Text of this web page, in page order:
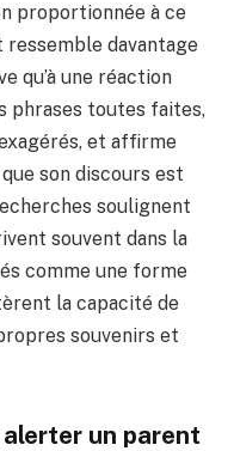
proportionnée à ce
ressemble davantage
qu’à une réaction
phrases toutes faites,
et affirme
son discours est
soulignent
souvent dans la
comme une forme
la capacité de
souvenirs et
un parent